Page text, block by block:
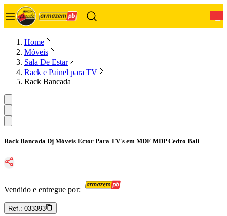
Home
Móveis
Sala De Estar
Rack e Painel para TV
Rack Bancada
Rack Bancada Dj Móveis Ector Para TV´s em MDF MDP Cedro Bali
Vendido e entregue por:
Ref.: 033393